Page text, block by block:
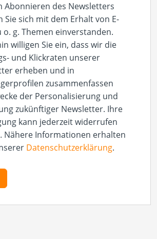
Abonnieren des Newsletters
Sie sich mit dem Erhalt von E-
o. g. Themen einverstanden.
willigen Sie ein, dass wir die
und Klickraten unserer
erheben und in
zusammenfassen
der Personalisierung und
zukünftiger Newsletter. Ihre
kann jederzeit widerrufen
Nähere Informationen erhalten
Datenschutzerklärung.